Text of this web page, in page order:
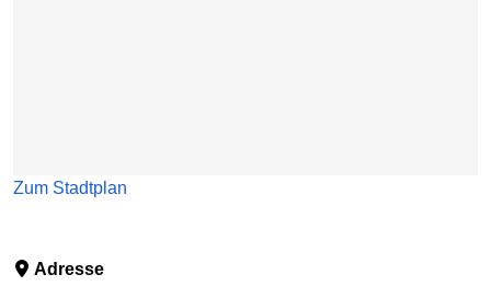
Zum Stadtplan
Adresse